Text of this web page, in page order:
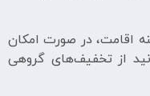
اقامت، در صورت امکان
از تخفیف‌های گروهی